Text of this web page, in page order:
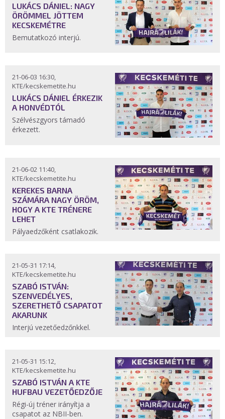
LUKÁCS DÁNIEL: NAGY
ÖRÖMMEL JÖTTEM
KECSKEMÉTRE
Bemutatkozó interjú.
21-06-03 16:30,
KTE/kecskemetite.hu
LUKÁCS DÁNIEL ÉRKEZIK
A HONVÉDTÓL
Szélvészgyors támadó
érkezett.
21-06-02 11:40,
KTE/kecskemetite.hu
KEREKES BARNA
SZÁMÁRA NAGY ÖRÖM,
HOGY A KTE TRÉNERE
LEHET
Pályaedzőként csatlakozik.
21-05-31 17:14,
KTE/kecskemetite.hu
SZABÓ ISTVÁN:
SZENVEDÉLYES,
SZERETHETŐ CSAPATOT
AKARUNK
Interjú vezetőedzőnkkel.
21-05-31 15:12,
KTE/kecskemetite.hu
SZABÓ ISTVÁN A KTE
HUFBAU VEZETŐEDZŐJE
Régi-új tréner irányítja a
csapatot az NBII-ben.